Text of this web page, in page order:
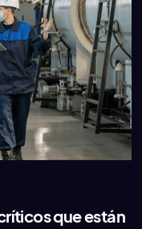
que están